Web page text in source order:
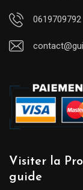
0619709792
Visiter la
guide